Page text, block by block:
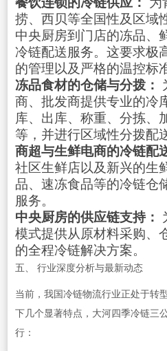
捞、西贝等全国性及区域
中央厨房到门店的冻品、
冷链配送服务。这要求极
的管理以及严格的温控标
冻品食材的仓储与分拨：
商、批发商提供专业的冷
库、出库、称重、分拣、
等，并进行区域性分拨配
商超与生鲜电商的冷链配
社区生鲜店以及新兴的生
品、速冻食品等的冷链仓
服务。
中央厨房的供应链支持：
模式提供从原材料采购、
的全程冷链解决方案。
五、 行业深度分析与最新动态
当前，我国冷链物流行业正处于转
下几个显著特点，大河四季冷链三
行：